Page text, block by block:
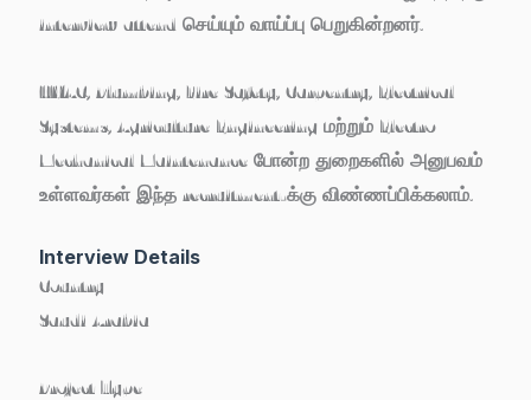
interview attend செய்யும் வாய்ப்பு பெறுகின்றனர்.
HVAC, Plumbing, Fire Safety, Carpentry, Electrical
Systems, Agriculture Engineering மற்றும் Electro
Mechanical Maintenance போன்ற துறைகளில் அனுபவம்
உள்ளவர்கள் இந்த recruitment-க்கு விண்ணப்பிக்கலாம்.
Interview Details
Country
Saudi Arabia
Project Type